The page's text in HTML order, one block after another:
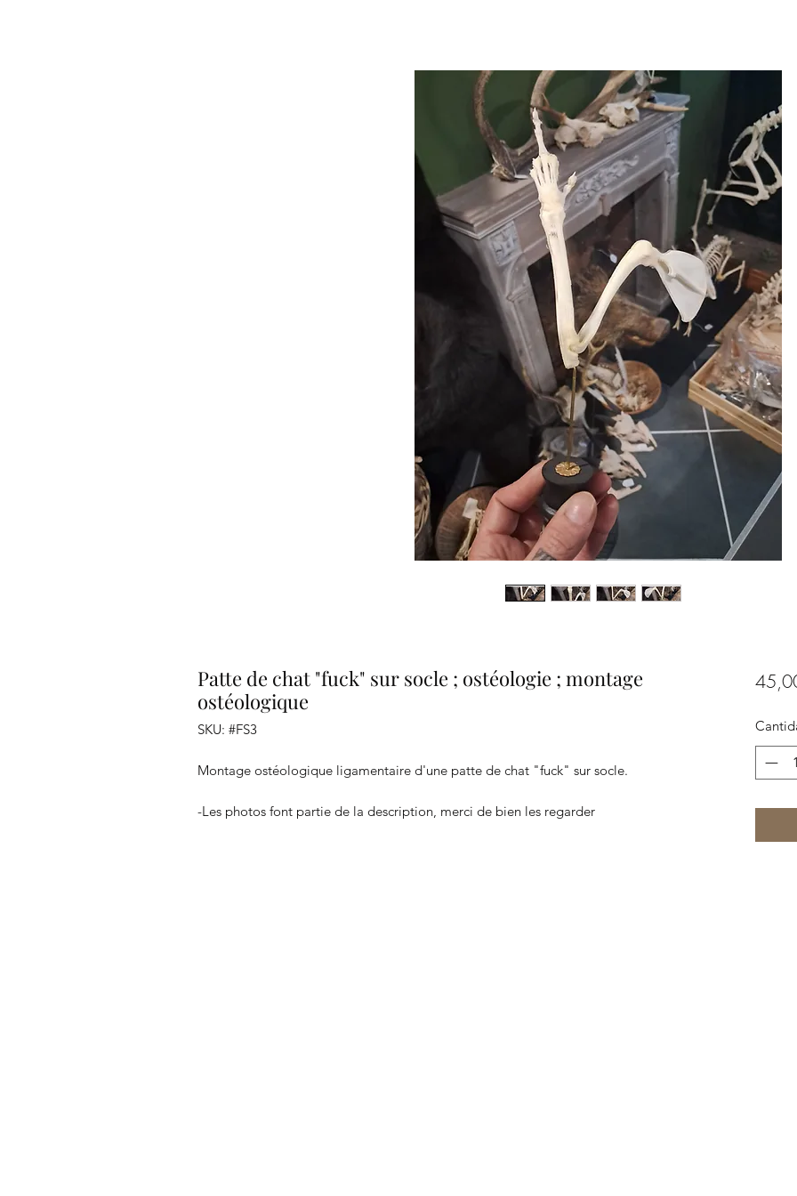
Patte de chat "fuck" sur socle ; ostéologie ; montage
ostéologique
SKU: #FS3
Montage ostéologique ligamentaire d'une patte de chat "fuck" sur socle.
-Les photos font partie de la description, merci de bien les regarder